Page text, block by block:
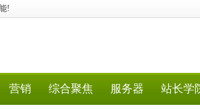
!
营销 综合聚焦 服务器 站长学